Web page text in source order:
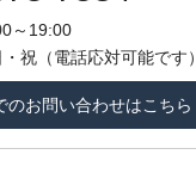
～19:00
祝（電話応対可能です）
のお問い合わせはこちら